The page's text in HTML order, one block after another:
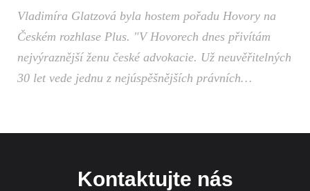
Vladimíra Glatzová byla hostem pořadu Hovory na
Českém rozhlase Plus. "V Hovorech dnes přivítám
nejvýraznější ženu české advokacie. Už neuvěřitelných
30 let vede jednu z nejúspěšnějších právních…
Kontaktujte nás